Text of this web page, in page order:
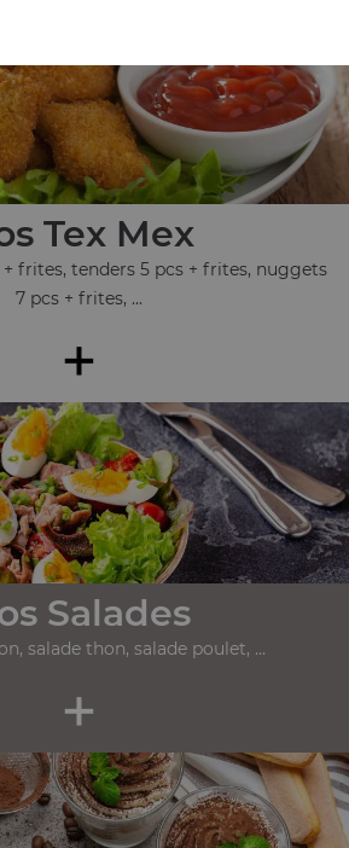
Tex Mex
frites, tenders 5 pcs + frites, nuggets
7 pcs + frites, ...
+
Salades
salade thon, salade poulet, ...
+